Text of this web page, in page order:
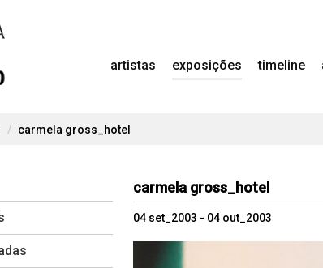
artistas exposições timeline
carmela gross_hotel
carmela gross_hotel
04 set_2003 - 04 out_2003